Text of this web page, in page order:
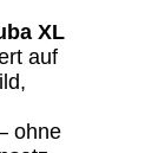
XL
auf
ohne